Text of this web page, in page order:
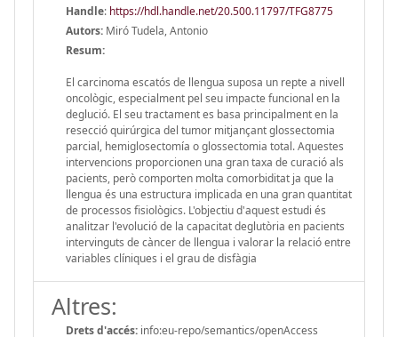
Handle: https://hdl.handle.net/20.500.11797/TFG8775
Autors: Miró Tudela, Antonio
Resum:
El carcinoma escatós de llengua suposa un repte a nivell
oncològic, especialment pel seu impacte funcional en la
deglució. El seu tractament es basa principalment en la
resecció quirúrgica del tumor mitjançant glossectomia
parcial, hemiglosectomía o glossectomia total. Aquestes
intervencions proporcionen una gran taxa de curació als
pacients, però comporten molta comorbiditat ja que la
llengua és una estructura implicada en una gran quantitat
de processos fisiològics. L'objectiu d'aquest estudi és
analitzar l'evolució de la capacitat deglutòria en pacients
intervinguts de càncer de llengua i valorar la relació entre
variables clíniques i el grau de disfàgia
Altres:
Drets d'accés: info:eu-repo/semantics/openAccess